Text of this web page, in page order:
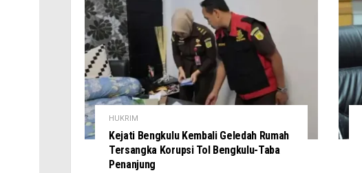
HUKRIM
Kejati Bengkulu Kembali Geledah Rumah
Tersangka Korupsi Tol Bengkulu-Taba
Penanjung